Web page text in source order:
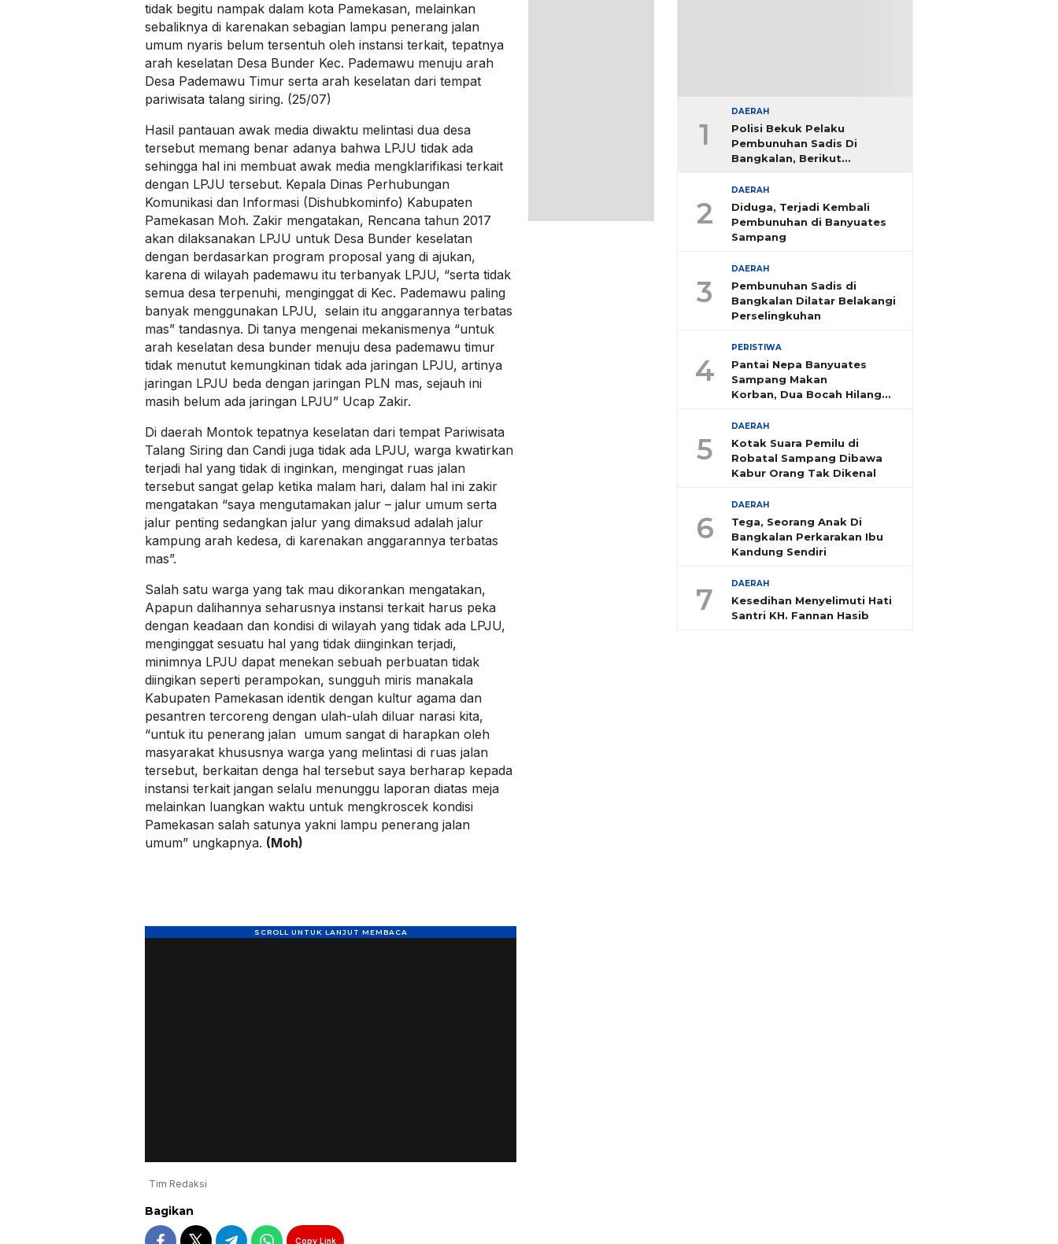
tidak begitu nampak dalam kota Pamekasan, melainkan
sebaliknya di karenakan sebagian lampu penerang jalan
umum nyaris belum tersentuh oleh instansi terkait, tepatnya
arah keselatan Desa Bunder Kec. Pademawu menuju arah
Desa Pademawu Timur serta arah keselatan dari tempat
pariwisata talang siring. (25/07)
Hasil pantauan awak media diwaktu melintasi dua desa
tersebut memang benar adanya bahwa LPJU tidak ada
sehingga hal ini membuat awak media mengklarifikasi terkait
dengan LPJU tersebut. Kepala Dinas Perhubungan
Komunikasi dan Informasi (Dishubkominfo) Kabupaten
Pamekasan Moh. Zakir mengatakan, Rencana tahun 2017
akan dilaksanakan LPJU untuk Desa Bunder keselatan
dengan berdasarkan program proposal yang di ajukan,
karena di wilayah pademawu itu terbanyak LPJU, “serta tidak
semua desa terpenuhi, menginggat di Kec. Pademawu paling
banyak menggunakan LPJU, selain itu anggarannya terbatas
mas” tandasnya. Di tanya mengenai mekanismenya “untuk
arah keselatan desa bunder menuju desa pademawu timur
tidak menutut kemungkinan tidak ada jaringan LPJU, artinya
jaringan LPJU beda dengan jaringan PLN mas, sejauh ini
masih belum ada jaringan LPJU” Ucap Zakir.
Di daerah Montok tepatnya keselatan dari tempat Pariwisata
Talang Siring dan Candi juga tidak ada LPJU, warga kwatirkan
terjadi hal yang tidak di inginkan, mengingat ruas jalan
tersebut sangat gelap ketika malam hari, dalam hal ini zakir
mengatakan “saya mengutamakan jalur – jalur umum serta
jalur penting sedangkan jalur yang dimaksud adalah jalur
kampung arah kedesa, di karenakan anggarannya terbatas
mas”.
Salah satu warga yang tak mau dikorankan mengatakan,
Apapun dalihannya seharusnya instansi terkait harus peka
dengan keadaan dan kondisi di wilayah yang tidak ada LPJU,
menginggat sesuatu hal yang tidak diinginkan terjadi,
minimnya LPJU dapat menekan sebuah perbuatan tidak
diingikan seperti perampokan, sungguh miris manakala
Kabupaten Pamekasan identik dengan kultur agama dan
pesantren tercoreng dengan ulah-ulah diluar narasi kita,
“untuk itu penerang jalan umum sangat di harapkan oleh
masyarakat khususnya warga yang melintasi di ruas jalan
tersebut, berkaitan denga hal tersebut saya berharap kepada
instansi terkait jangan selalu menunggu laporan diatas meja
melainkan luangkan waktu untuk mengkroscek kondisi
Pamekasan salah satunya yakni lampu penerang jalan
umum” ungkapnya. (Moh)
Tim Redaksi
Bagikan
Copy Link
1
DAERAH
Polisi Bekuk Pelaku
Pembunuhan Sadis Di
Bangkalan, Berikut
2
DAERAH
Diduga, Terjadi Kembali
Pembunuhan di Banyuates
Sampang
3
DAERAH
Pembunuhan Sadis di
Bangkalan Dilatar Belakangi
Perselingkuhan
4
PERISTIWA
Pantai Nepa Banyuates
Sampang Makan
Korban, Dua Bocah Hilang
5
DAERAH
Kotak Suara Pemilu di
Robatal Sampang Dibawa
Kabur Orang Tak Dikenal
6
DAERAH
Tega, Seorang Anak Di
Bangkalan Perkarakan Ibu
Kandung Sendiri
7 DAERAH
Kesedihan Menyelimuti Hati
Santri KH. Fannan Hasib